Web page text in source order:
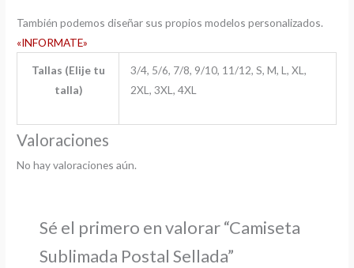
También podemos diseñar sus propios modelos personalizados.
«INFORMATE»
Tallas (Elije tu
talla)
3/4, 5/6, 7/8, 9/10, 11/12, S, M, L, XL,
2XL, 3XL, 4XL
Valoraciones
No hay valoraciones aún.
Sé el primero en valorar “Camiseta
Sublimada Postal Sellada”